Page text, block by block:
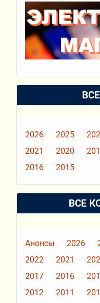
2026 2025
2021
2020
2016
2015
ВСЕ
Анонсы 2026
2022
2021
2017
2016
2012
2011